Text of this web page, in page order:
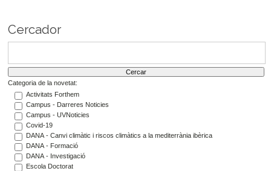
Cercador
Categoria de la novetat:
Activitats Forthem
Campus - Darreres Noticies
Campus - UVNoticies
Covid-19
DANA - Canvi climàtic i riscos climàtics a la mediterrània ibèrica
DANA - Formació
DANA - Investigació
Escola Doctorat